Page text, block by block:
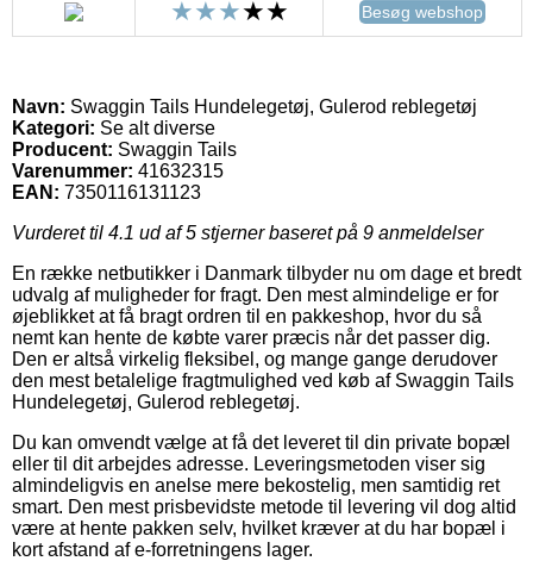
Besøg webshop
Navn: Swaggin Tails Hundelegetøj, Gulerod reblegetøj
Kategori: Se alt diverse
Producent: Swaggin Tails
Varenummer: 41632315
EAN: 7350116131123
Vurderet til 4.1 ud af 5 stjerner baseret på 9 anmeldelser
En række netbutikker i Danmark tilbyder nu om dage et bredt
udvalg af muligheder for fragt. Den mest almindelige er for
øjeblikket at få bragt ordren til en pakkeshop, hvor du så
nemt kan hente de købte varer præcis når det passer dig.
Den er altså virkelig fleksibel, og mange gange derudover
den mest betalelige fragtmulighed ved køb af Swaggin Tails
Hundelegetøj, Gulerod reblegetøj.
Du kan omvendt vælge at få det leveret til din private bopæl
eller til dit arbejdes adresse. Leveringsmetoden viser sig
almindeligvis en anelse mere bekostelig, men samtidig ret
smart. Den mest prisbevidste metode til levering vil dog altid
være at hente pakken selv, hvilket kræver at du har bopæl i
kort afstand af e-forretningens lager.